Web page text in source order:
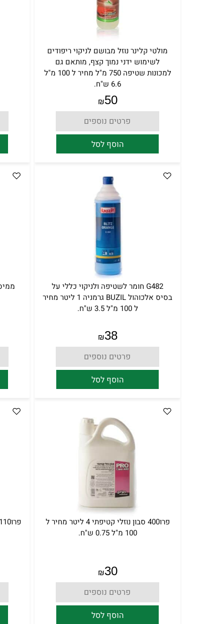
מולטי קלינר נוזל מבושם לניקוי ריפודים
לשימוש ידני נמוך קצף, מותאם גם
למכונות שטיפה 750 מ"ל מחיר ל 100 מ"ל
6.6 ש"ח.
₪50
פרטים נוספים
הוסף לסל
G482 חומר לשטיפה ולניקוי כללי על
בסיס אלכוהול BUZIL גרמניה 1 ליטר מחיר
ל 100 מ"ל 3.5 ש"ח.
₪38
פרטים נוספים
הוסף לסל
פרו400 סבון נוזלי קטיפתי 4 ליטר מחיר ל
100 מ"ל 0.75 ש"ח.
₪30
פרטים נוספים
הוסף לסל